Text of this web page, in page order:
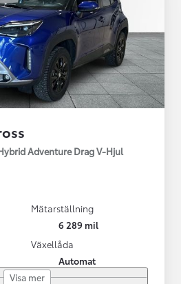
Adventure Drag V-Hjul
Mätarställning
6 289 mil
Växellåda
Automat
Visa mer